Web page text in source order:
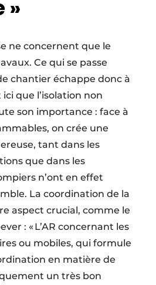
»
ne concernent que le
Ce qui se passe
chantier échappe donc à
que l’isolation non
son importance : face à
on crée une
tant dans les
que dans les
n’ont en effet
La coordination de la
aspect crucial, comme le
: « L’AR concernant les
ou mobiles, qui formule
en matière de
un très bon